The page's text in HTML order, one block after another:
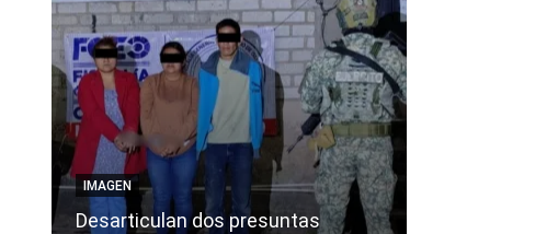
IMAGEN
Desarticulan dos presuntas